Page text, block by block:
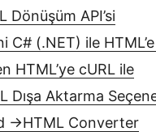
Dönüşüm API’si
C# (.NET) ile
HTML’ye cURL ile
Dışa Aktarma
->HTML Converter